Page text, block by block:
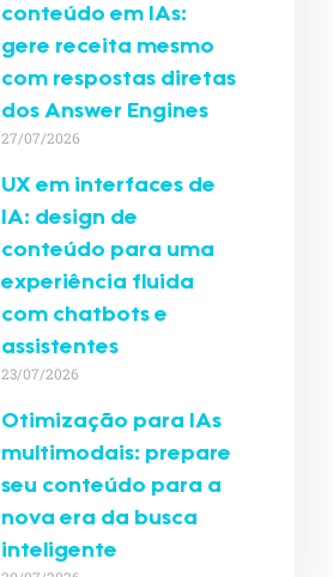
conteúdo em IAs:
gere receita mesmo
com respostas diretas
dos Answer Engines
27/07/2026
UX em interfaces de
IA: design de
conteúdo para uma
experiência fluida
com chatbots e
assistentes
23/07/2026
Otimização para IAs
multimodais: prepare
seu conteúdo para a
nova era da busca
inteligente